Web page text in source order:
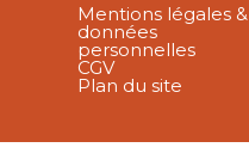
Mentions légales &
données
personnelles
CGV
Plan du site